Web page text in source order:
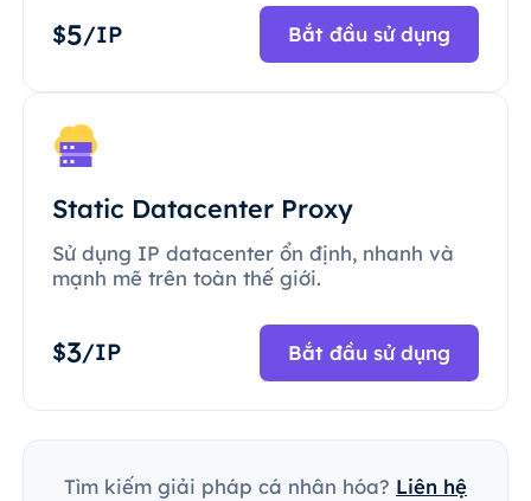
$5/IP Bắt đầu sử dụng
Static Datacenter Proxy
Sử dụng IP datacenter ổn định, nhanh và
mạnh mẽ trên toàn thế giới.
$3/IP Bắt đầu sử dụng
Tìm kiếm giải pháp cá nhân hóa? Liên hệ